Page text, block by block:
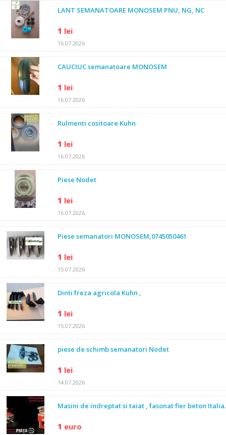
LANT SEMANATOARE MONOSEM PNU, NG, NC
1 lei
16.07.2026
CAUCIUC semanatoare MONOSEM
1 lei
16.07.2026
Rulmenti cositoare Kuhn
1 lei
16.07.2026
Piese Nodet
1 lei
16.07.2026
Piese semanatori MONOSEM,0745050461
1 lei
15.07.2026
Dinti freza agricola Kuhn ,
1 lei
15.07.2026
piese de schimb semanatori Nodet
1 lei
14.07.2026
Masini de indreptat si taiat , fasonat fier beton Italia.
1 euro